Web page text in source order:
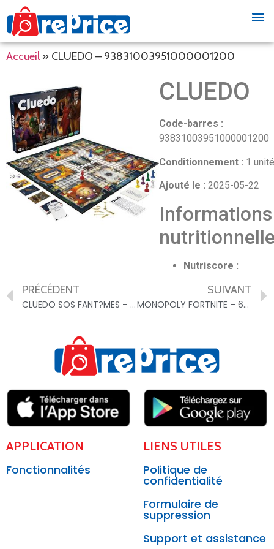
Accueil » CLUEDO – 93831003951000001200
CLUEDO
Code-barres :
93831003951000001200
Conditionnement : 1 unité
Ajouté le : 2025-05-22
Informations
Nutriscore :
PRÉCÉDENT
CLUEDO SOS FANT?MES – 52379003951000001200
SUIVANT
MONOPOLY FORTNITE – 65643003951000001200
APPLICATION
Fonctionnalités
LIENS UTILES
Politique de
confidentialité
Formulaire de
suppression
Support et assistance